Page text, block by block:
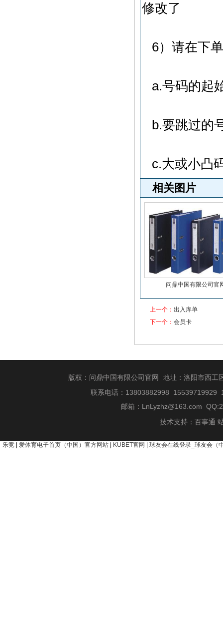
修改了
6）请在下
a.号码的起
b.要跳过的
c.大或小凸
相关图片
问鼎中国有限公司官
信纸
上一个： 出入库单
下一个： 会员卡
版权：问鼎中国有限公司官网 地址：洛阳市西工
联系电话：13803882998
邮箱： LnLyzhz@163.com
技术支持： 百事通
乐竞 |爱体育电子首页（中国）官方网站 KUBET官网 |球友会在线登录_球友会（